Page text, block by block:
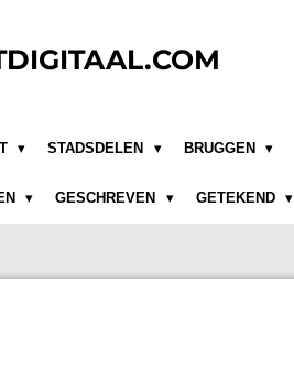
STADSDELEN BRUGGEN
GESCHREVEN GETEKEND